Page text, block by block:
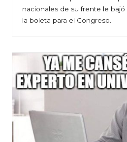
nacionales de su frente le
la boleta para el Congreso.